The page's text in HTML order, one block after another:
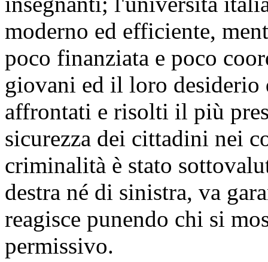
moderno ed efficiente,
poco finanziata e poco
giovani ed il loro
affrontati e risolti il più
sicurezza dei cittadini nei
criminalità è stato
destra né di sinistra, va
reagisce punendo chi si
permissivo.